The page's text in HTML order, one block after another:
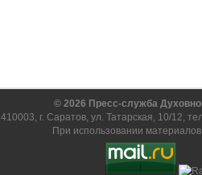
© 2026 Пресс-служба
410003, г. Саратов, ул. Татарская, 10/12,
При использовании